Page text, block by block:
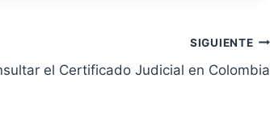
SIGUIENTE
el Certificado Judicial en Colombia